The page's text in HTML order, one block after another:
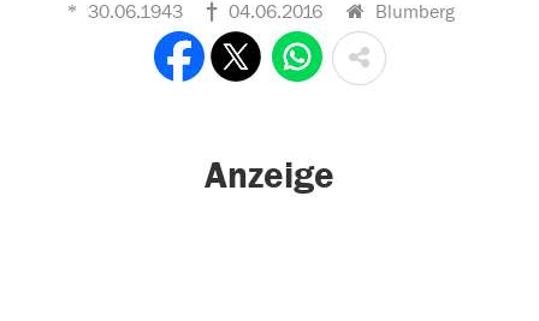
30.06.1943 04.06.2016 Blumberg
Anzeige